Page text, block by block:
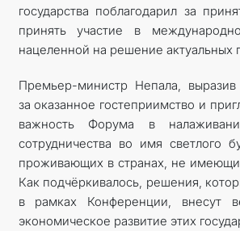
государства поблагодарил за
принять участие в
нацеленной на решение
Премьер-министр Непала, выразив
за оказанное гостеприимство и
важность Форума в
сотрудничества во имя светлого
проживающих в странах, не
Как подчёркивалось, решения,
в рамках Конференции, внесут
экономическое развитие этих